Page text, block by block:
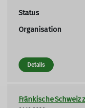
Status
Organisation
Details
Fränkische